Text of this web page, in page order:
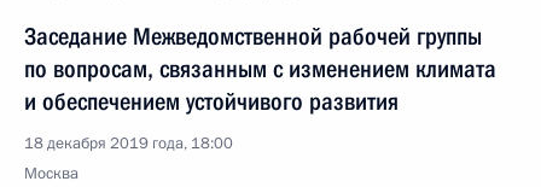
Заседание Межведомственной рабочей группы
по вопросам, связанным с изменением климата
и обеспечением устойчивого развития
18 декабря 2019 года, 18:00
Москва